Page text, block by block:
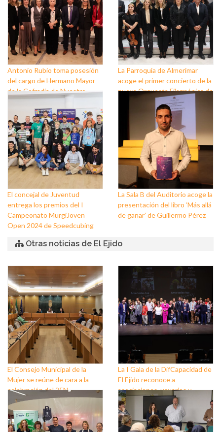
Antonio Rubio toma posesión
del cargo de Hermano Mayor
de la Cofradía de Nuestro
Padre Jesús Nazareno y
Nuestra Señora de los Dolores
de Balerma
La Parroquia de Almerimar
acoge el primer concierto de la
nueva Orquesta Filarmónica de
El concejal de Juventud
entrega los premios del I
Campeonato MurgiJoven
Open 2024 de Speedcubing
La Sala B del Auditorio acoge la
presentación del libro ‘Más allá
de ganar’ de Guillermo Pérez
Otras noticias de El Ejido
El Consejo Municipal de la
Mujer se reúne de cara a la
celebración del 25N
La I Gala de la DifCapacidad de
El Ejido reconoce a
asociaciones, usuarios y
personas que trabajan a favor
de este colectivo